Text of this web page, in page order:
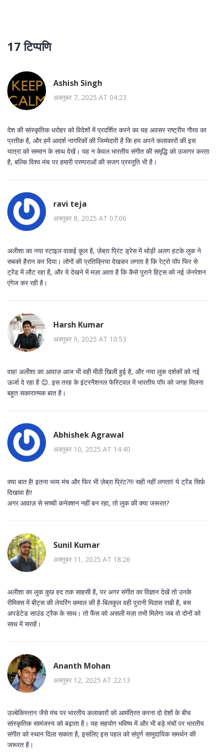
17 टिप्पणि
Ashish Singh
अक्तूबर 7, 2025 AT 04:23
देश की सांस्कृतिक धरोहर को विदेशों में प्रदर्शित करने का यह अवसर राष्ट्रीय गौरव का
प्रतीक है, और हमें आदर्श नागरिकों की जिम्मेदारी है कि हम अपने कलाकारों की इस
यात्रा को सम्मान के साथ देखें। यह न केवल भारतीय संगीत की समृद्धि को उजागर करता
है, बल्कि विश्व मंच पर हमारी परम्पराओं की सजग प्रस्तुति भी है।
ravi teja
अक्तूबर 8, 2025 AT 07:06
अलीशा का नया स्टाइल वाकई कूल है, ज़ेब्रा प्रिंट ड्रेस में थोड़ी अलग हटके लुक ने
सबको हैरान कर दिया। लोगों की प्रतिक्रिया देखकर लगता है कि रेट्रो पॉप फिर से
ट्रेंड में लौट रहा है, और ये देखने में मज़ा आता है कि कैसे पुराने हिट्स को नई जेनरेशन
एंगेज कर रही है।
Harsh Kumar
अक्तूबर 9, 2025 AT 10:53
वाह! अलीशा का आवाज़ आज भी वही मीठी खिली हुई है, और नया लुक दर्शकों को नई
ऊर्जा दे रहा है 😊. इस तरह के इंटरनैशनल फेस्टिवल में भारतीय पॉप को जगह मिलना
बहुत सकारात्मक बात है।
Abhishek Agrawal
अक्तूबर 10, 2025 AT 14:40
क्या बात है! इतना भव्य मंच और फिर भी ज़ेब्रा प्रिंट?!!! सही नहीं लगता!! ये ट्रेंड सिर्फ़
दिखावा है!!
अगर आवाज़ से सच्ची कनेक्शन नहीं बन रहा, तो लुक की क्या जरूरत?
Sunil Kumar
अक्तूबर 11, 2025 AT 18:26
अलीशा का लुक कुछ हद तक साहसी है, पर अगर संगीत का विज्ञान देखें तो उनके
रीमिक्स में बीट्स की लेयरिंग कमाल की है-बिलकुल वही पुरानी मिठास रखी है, बस
अपडेटेड साउंड ट्रैक के साथ। तो फैंस को असली मज़ा तभी मिलेगा जब वो दोनों को
साथ में सराहें।
Ananth Mohan
अक्तूबर 12, 2025 AT 22:13
उज़्बेकिस्तान जैसे मंच पर भारतीय कलाकारों को आमंत्रित करना दो देशों के बीच
सांस्कृतिक सामंजस्य को बढ़ाता है। यह सहयोग भविष्य में और भी बड़े मंचों पर भारतीय
संगीत को स्थान दिला सकता है, इसलिए इस पहल को संपूर्ण सामुदायिक समर्थन की
जरूरत है।